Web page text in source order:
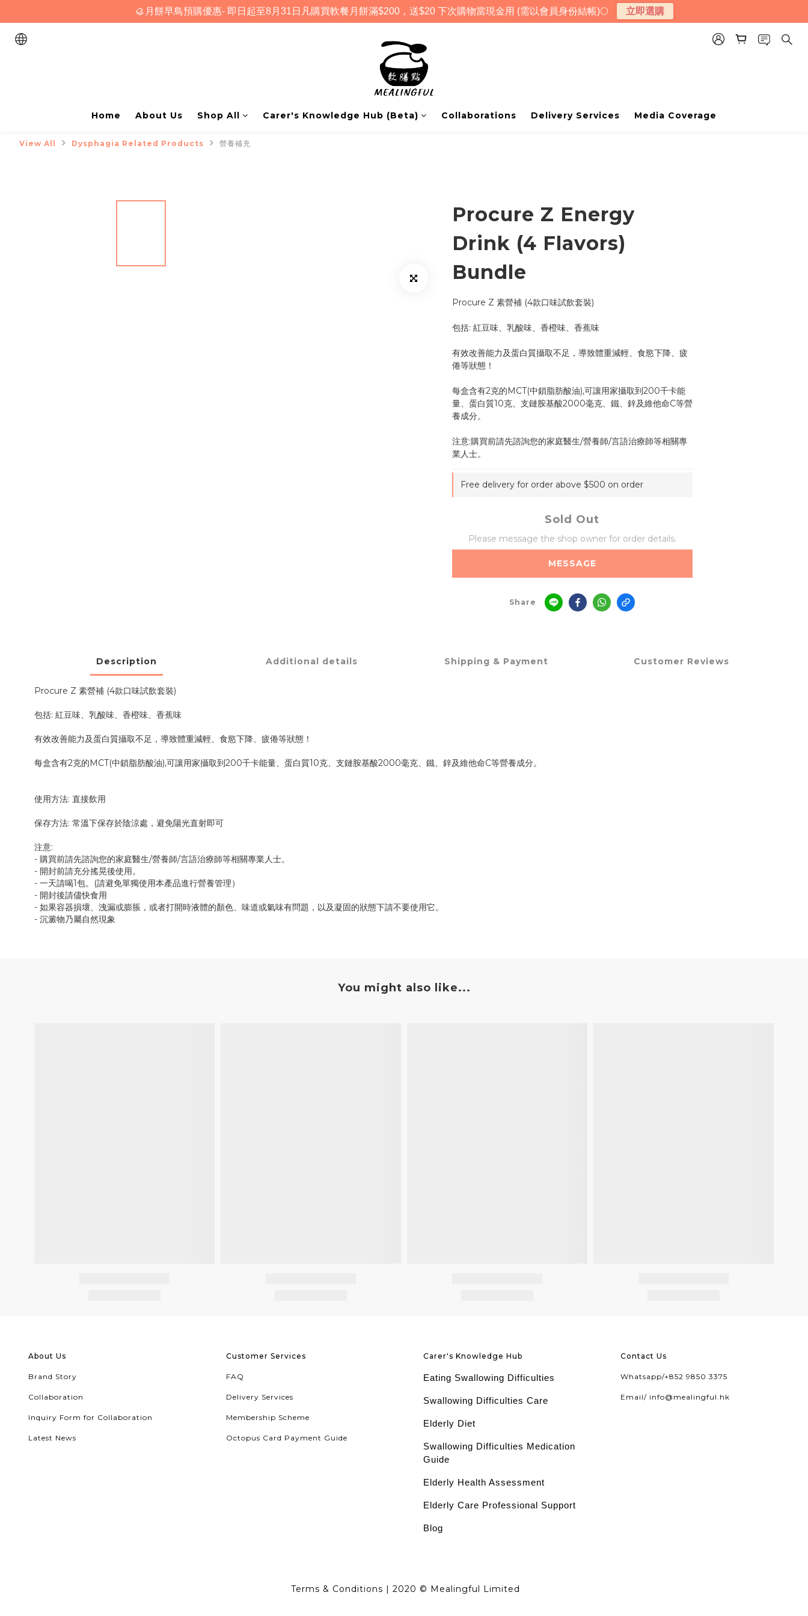
Home About Us Shop All Carer's Knowledge Hub (Beta) Collaborations Delivery Services Media Coverage
View All Dysphagia Related Products 營養補充
Procure Z Energy
Drink (4 Flavors)
Bundle
Procure Z 素營補 (4款口味試飲套裝)
包括: 紅豆味、乳酸味、香橙味、香蕉味
有效改善能力及蛋白質攝取不足，導致體重減輕、食慾下降、疲
倦等狀態！
每盒含有2克的MCT(中鎖脂肪酸油),可讓用家攝取到200千卡能
量、蛋白質10克、支鏈胺基酸2000毫克、鐵、鋅及維他命C等營
養成分。
注意:購買前請先諮詢您的家庭醫生/營養師/言語治療師等相關專
業人士。
Free delivery for order above $500 on order
Sold Out
Please message the shop owner for order details.
MESSAGE
Share
Description Additional details Shipping & Payment Customer Reviews
Procure Z 素營補 (4款口味試飲套裝)
包括: 紅豆味、乳酸味、香橙味、香蕉味
有效改善能力及蛋白質攝取不足，導致體重減輕、食慾下降、疲倦等狀態！
每盒含有2克的MCT(中鎖脂肪酸油),可讓用家攝取到200千卡能量、蛋白質10克、支鏈胺基酸2000毫克、鐵、鋅及維他命C等營養成分。
使用方法: 直接飲用
保存方法: 常溫下保存於陰涼處，避免陽光直射即可
注意:
- 購買前請先諮詢您的家庭醫生/營養師/言語治療師等相關專業人士。
- 開封前請充分搖晃後使用。
- 一天請喝1包。(請避免單獨使用本產品進行營養管理）
- 開封後請儘快食用
- 如果容器損壞、洩漏或膨脹，或者打開時液體的顏色、味道或氣味有問題，以及凝固的狀態下請不要使用它。
- 沉澱物乃屬自然現象
You might also like...
About Us
Brand Story
Collaboration
Inquiry Form for Collaboration
Latest News
Customer Services
FAQ
Delivery Services
Membership Scheme
Octopus Card Payment Guide
Carer's Knowledge Hub
Eating Swallowing Difficulties
Swallowing Difficulties Care
Elderly Diet
Swallowing Difficulties Medication
Guide
Elderly Health Assessment
Elderly Care Professional Support
Blog
Contact Us
Whatsapp/+852 9850 3375
Email/ info@mealingful.hk
Terms & Conditions | 2020 © Mealingful Limited
🥮月餅早鳥預購優惠- 即日起至8月31日凡購買軟餐月餅滿$200，送$20 下次購物當現金用 (需以會員身份結帳)🌕 立即選購